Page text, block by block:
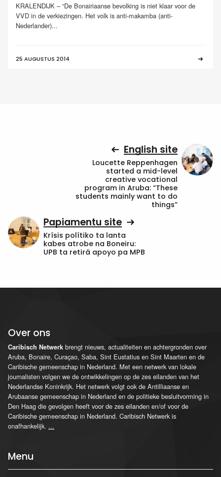
KRALENDIJK – “De Bonairiaanse bevolking is niet klaar voor de
VVD in de verkiezingen. Het volk is anti-makamba (anti-
Nederlander)...
25 AUGUSTUS 2014
English site
Loucette Reppenhagen
started a mid-level
creative vocational
program in Aruba: “These
students mainly want to do
things”
Papiamentu site
Krísis polítiko ta lanta
kabes atrobe na Boneiru:
UPB ta retirá apoyo pa MPB
Over ons
Caribisch Netwerk brengt nieuws, actualiteiten en achtergronden over
Aruba, Bonaire, Curaçao, Saba, Sint Eustatius en Sint Maarten en de
Caribische gemeenschap in Nederland. Met een netwerk van lokale
journalisten volgen we de ontwikkelingen op de zes eilanden van het
Nederlandse Koninkrijk. Het netwerk volgt ook de Antilliaanse en
Arubaanse gemeenschap in Nederland en de politieke besluitvorming in
Den Haag die gevolgen heeft voor de zes eilanden en/of voor de
Caribische gemeenschap in Nederland. Caribisch Netwerk is
onafhankelijk. ...
Menu